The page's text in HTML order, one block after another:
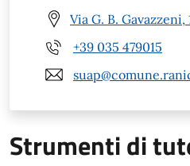
Via G. B.
+39 035 479015
Strumenti di